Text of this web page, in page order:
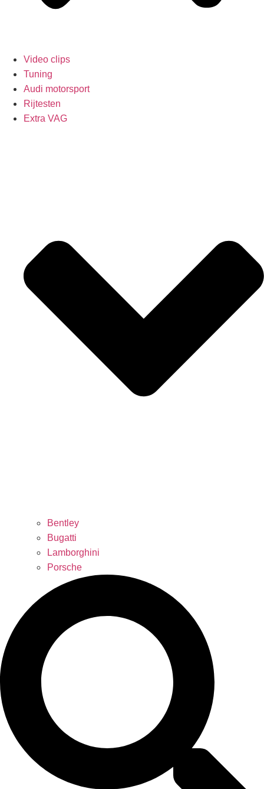
Video clips
Tuning
Audi motorsport
Rijtesten
Extra VAG
Bentley
Bugatti
Lamborghini
Porsche